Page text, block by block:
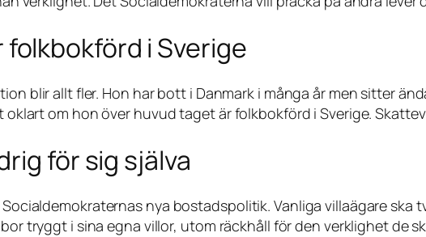
folkbokförd i Sverige
blir allt fler. Hon har bott i Danmark i många år men sitter
om hon över huvud taget är folkbokförd i Sverige.
för sig själva
nya bostadspolitik. Vanliga villaägare ska
tryggt i sina egna villor, utom räckhåll för den verklighet de